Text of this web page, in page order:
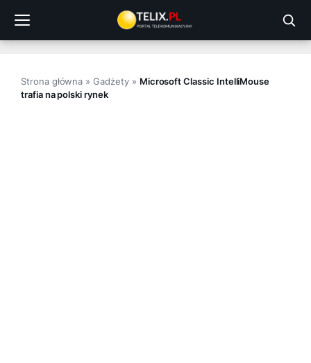
treści
Strona główna »Gadżety» Microsoft Classic IntelliMouse
trafia na polski rynek